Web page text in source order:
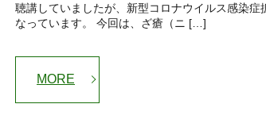
聴講していましたが、新型コロナウイルス感染
なっています。 今回は、ざ瘡（ニ […]
MORE